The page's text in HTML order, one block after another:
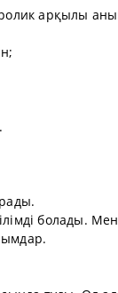
арқылы
болады.